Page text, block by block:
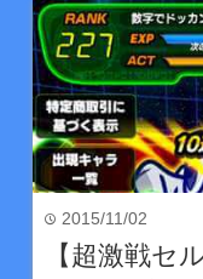
time 2015/11/02
【超激戦セ